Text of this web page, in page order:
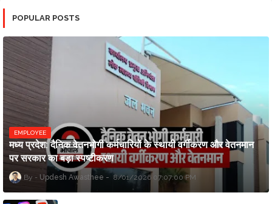
POPULAR POSTS
EMPLOYEE
मध्य प्रदेश: दैनिक वेतनभोगी कर्मचारियों के स्थायी वर्गीकरण और वेतनमान
पर सरकार का बड़ा स्पष्टीकरण
Updesh Awasthee 8/01/2026 07:07:00 PM